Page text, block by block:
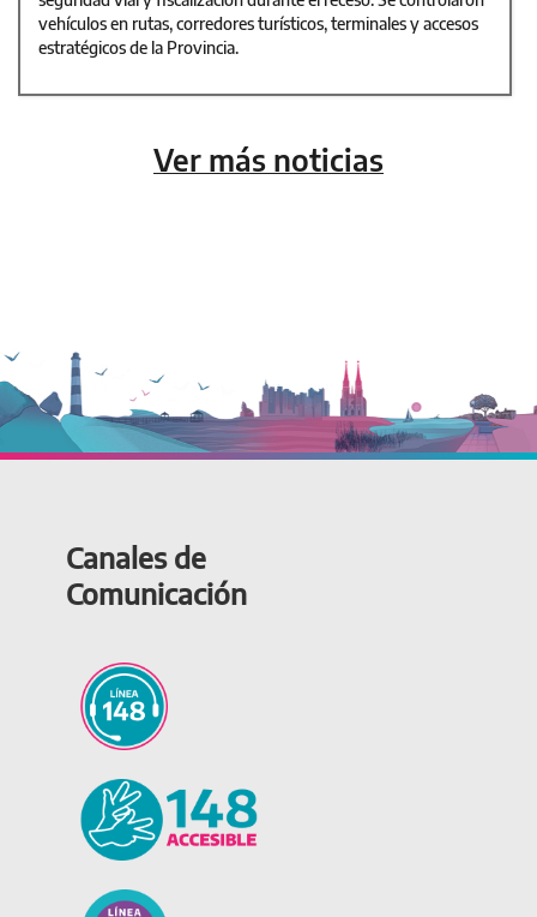
vehículos en rutas, corredores turísticos, terminales y accesos
estratégicos de la Provincia.
Ver más noticias
Canales de
Comunicación